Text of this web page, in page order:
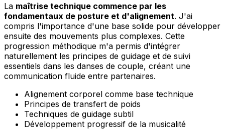
La maîtrise technique commence par les
fondamentaux de posture et d'alignement. J'ai
compris l'importance d'une base solide pour développer
ensuite des mouvements plus complexes. Cette
progression méthodique m'a permis d'intégrer
naturellement les principes de guidage et de suivi
essentiels dans les danses de couple, créant une
communication fluide entre partenaires.
Alignement corporel comme base technique
Principes de transfert de poids
Techniques de guidage subtil
Développement progressif de la musicalité